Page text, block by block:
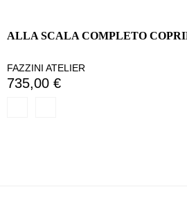
ALLA SCALA COMPLETO
FAZZINI ATELIER
735,00 €